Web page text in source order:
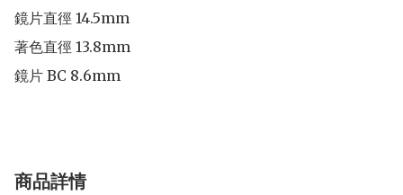
鏡片直徑 14.5mm
著色直徑 13.8mm
商品詳情